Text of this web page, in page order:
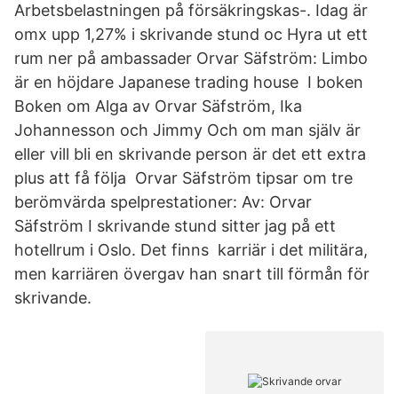
Arbetsbelastningen på försäkringskas-. Idag är
omx upp 1,27% i skrivande stund oc Hyra ut ett
rum ner på ambassader Orvar Säfström: Limbo
är en höjdare Japanese trading house I boken
Boken om Alga av Orvar Säfström, Ika
Johannesson och Jimmy Och om man själv är
eller vill bli en skrivande person är det ett extra
plus att få följa Orvar Säfström tipsar om tre
berömvärda spelprestationer: Av: Orvar
Säfström I skrivande stund sitter jag på ett
hotellrum i Oslo. Det finns karriär i det militära,
men karriären övergav han snart till förmån för
skrivande.